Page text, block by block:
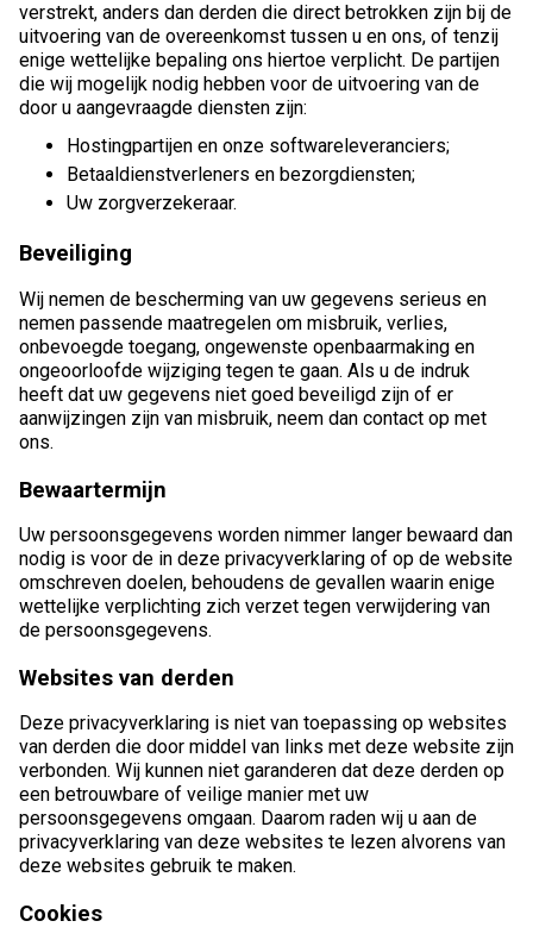
verstrekt, anders dan derden die direct betrokken zijn bij de
uitvoering van de overeenkomst tussen u en ons, of tenzij
enige wettelijke bepaling ons hiertoe verplicht. De partijen
die wij mogelijk nodig hebben voor de uitvoering van de
door u aangevraagde diensten zijn:
Hostingpartijen en onze softwareleveranciers;
Betaaldienstverleners en bezorgdiensten;
Uw zorgverzekeraar.
Beveiliging
Wij nemen de bescherming van uw gegevens serieus en
nemen passende maatregelen om misbruik, verlies,
onbevoegde toegang, ongewenste openbaarmaking en
ongeoorloofde wijziging tegen te gaan. Als u de indruk
heeft dat uw gegevens niet goed beveiligd zijn of er
aanwijzingen zijn van misbruik, neem dan contact op met
ons.
Bewaartermijn
Uw persoonsgegevens worden nimmer langer bewaard dan
nodig is voor de in deze privacyverklaring of op de website
omschreven doelen, behoudens de gevallen waarin enige
wettelijke verplichting zich verzet tegen verwijdering van
de persoonsgegevens.
Websites van derden
Deze privacyverklaring is niet van toepassing op websites
van derden die door middel van links met deze website zijn
verbonden. Wij kunnen niet garanderen dat deze derden op
een betrouwbare of veilige manier met uw
persoonsgegevens omgaan. Daarom raden wij u aan de
privacyverklaring van deze websites te lezen alvorens van
deze websites gebruik te maken.
Cookies